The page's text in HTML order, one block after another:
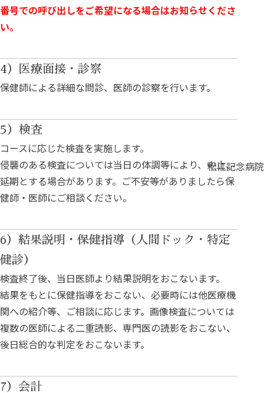
番号での呼び出しをご希望になる場合はお知らせくださ
い。
4）医療面接・診察
保健師による詳細な問診、医師の診察を行います。
5）検査
コースに応じた検査を実施します。
侵襲のある検査については当日の体調等により、中止、
延期とする場合があります。ご不安等がありましたら保
健師・医師にご相談ください。
6）結果説明・保健指導（人間ドック・特定
健診）
検査終了後、当日医師より結果説明をおこないます。
結果をもとに保健指導をおこない、必要時には他医療機
関への紹介等、ご相談に応じます。画像検査については
複数の医師による二重読影、専門医の読影をおこない、
後日総合的な判定をおこないます。
7）会計
松江記念病院